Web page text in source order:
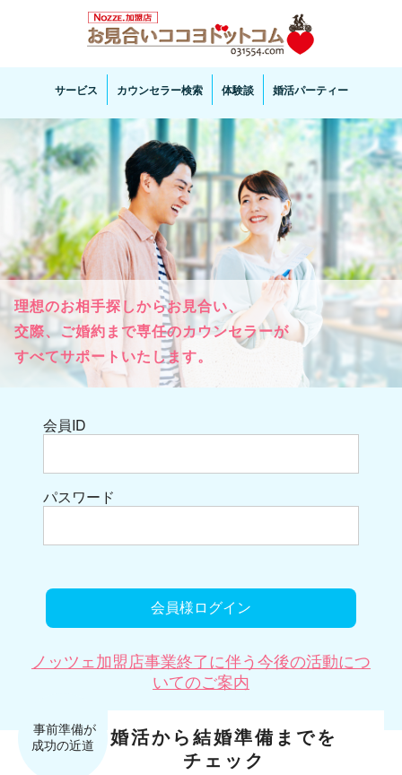
お見合い・結婚相談ならお見合いココヨドットコムへ。専任の結婚カウンセラーがサポートいた
します。
サービス カウンセラー検索 体験談 婚活パーティー
理想のお相手探しからお見合い、
交際、ご婚約まで専任のカウンセラーが
すべてサポートいたします。
会員ID
パスワード
ノッツェ加盟店事業終了に伴う今後の活動につ
いてのご案内
婚活から結婚準備までを
チェック